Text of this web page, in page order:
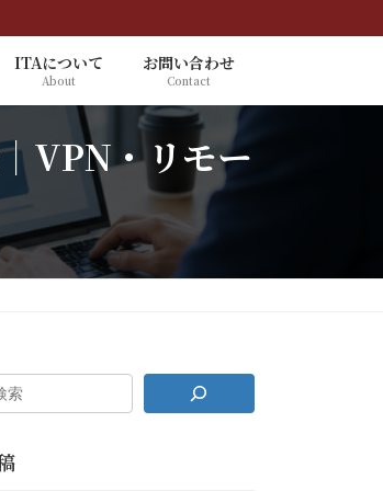
ITAについて
About
お問い合わせ
Contact
VPN・リモー